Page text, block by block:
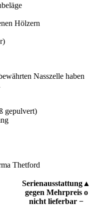
Hölzern
Nasszelle haben
gepulvert)
Thetford
Serienausstattung▲
gegen Mehrpreis o
nicht lieferbar −